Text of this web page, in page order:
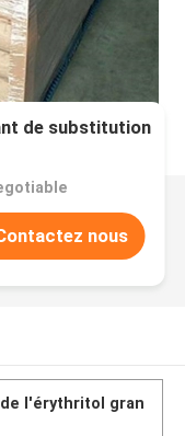
de substitution
nous
l'érythritol gran